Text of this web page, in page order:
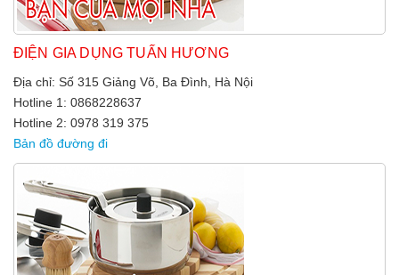
ĐIỆN GIA DỤNG TUẤN HƯƠNG
Địa chỉ: Số 315 Giảng Võ, Ba Đình, Hà Nội
Hotline 1: 0868228637
Hotline 2: 0978 319 375
Bản đồ đường đi